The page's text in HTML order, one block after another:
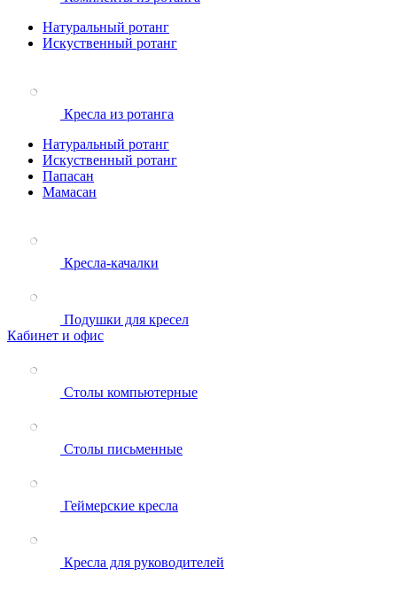
Натуральный ротанг
Искуственный ротанг
Кресла из ротанга
Натуральный ротанг
Искуственный ротанг
Папасан
Мамасан
Кресла-качалки
Подушки для кресел
Кабинет и офис
Столы компьютерные
Столы письменные
Геймерские кресла
Кресла для руководителей